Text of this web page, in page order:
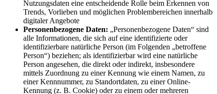
Nutzungsdaten eine entscheidende Rolle beim Erkennen von
Trends, Vorlieben und möglichen Problembereichen innerhalb
digitaler Angebote
Personenbezogene Daten: „Personenbezogene Daten“ sind
alle Informationen, die sich auf eine identifizierte oder
identifizierbare natürliche Person (im Folgenden „betroffene
Person“) beziehen; als identifizierbar wird eine natürliche
Person angesehen, die direkt oder indirekt, insbesondere
mittels Zuordnung zu einer Kennung wie einem Namen, zu
einer Kennnummer, zu Standortdaten, zu einer Online-
Kennung (z. B. Cookie) oder zu einem oder mehreren